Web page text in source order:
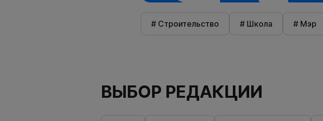
# Строительство # Школа # Мэр
ВЫБОР РЕДАКЦИИ